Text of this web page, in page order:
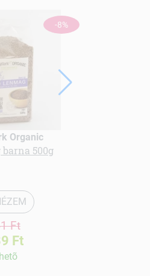
-8%
Organic
500g
Ft
Ft